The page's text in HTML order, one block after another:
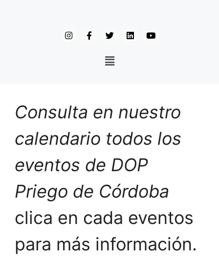
Consulta en nuestro
calendario todos los
eventos de DOP
Priego de Córdoba
clica en cada eventos
para más información.